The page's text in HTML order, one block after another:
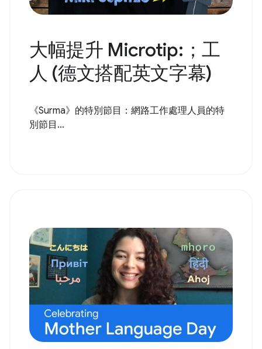
大幅提升 Microtip:；工
人 (德文搭配英文字幕)
《Surma》的特別節目：網路工作處理人員的特
別節目...